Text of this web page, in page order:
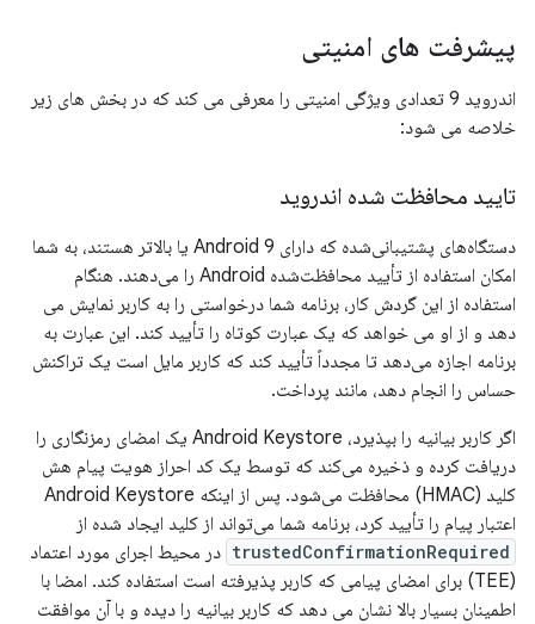
پیشرفت های امنیتی
اندروید 9 تعدادی ویژگی امنیتی را معرفی می کند که در بخش های زیر
خلاصه می شود:
تایید محافظت شده اندروید
دستگاه‌های پشتیبانی‌شده که دارای Android 9 یا بالاتر هستند، به شما
امکان استفاده از تأیید محافظت‌شده Android را می‌دهند. هنگام
استفاده از این گردش کار، برنامه شما درخواستی را به کاربر نمایش می
دهد و از او می خواهد که یک عبارت کوتاه را تأیید کند. این عبارت به
برنامه اجازه می‌دهد تا مجدداً تأیید کند که کاربر مایل است یک تراکنش
حساس را انجام دهد، مانند پرداخت.
اگر کاربر بیانیه را بپذیرد، Android Keystore یک امضای رمزنگاری را
دریافت کرده و ذخیره می‌کند که توسط یک کد احراز هویت پیام هش
کلید (HMAC) محافظت می‌شود. پس از اینکه Android Keystore
اعتبار پیام را تأیید کرد، برنامه شما می‌تواند از کلید ایجاد شده از
trustedConfirmationRequired در محیط اجرای مورد اعتماد
(TEE) برای امضای پیامی که کاربر پذیرفته است استفاده کند. امضا با
اطمینان بسیار بالا نشان می دهد که کاربر بیانیه را دیده و با آن موافقت